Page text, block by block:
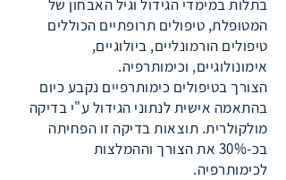
בתלות במימדי הגידול וגיל האבחון של
המטופלת, טיפולים תרופתיים הכוללים
טיפולים הורמונליים, ביולוגיים,
אימונולוגיים, וכימותרפיה.
הצורך בטיפולים כימותרפיים נקבע כיום
בהתאמה אישית לנתוני הגידול ע"י בדיקה
מולקולרית. תוצאות בדיקה זו הפחיתה
בכ-30% את הצורך וההמלצות
לכימותרפיה.